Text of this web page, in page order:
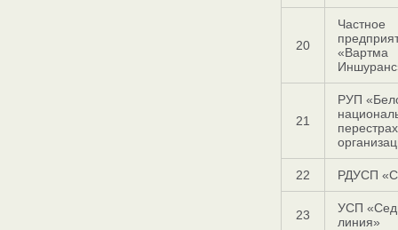
20
Частное
«Вартма
21
РУП
22 РДУСП
23
УСП
линия»